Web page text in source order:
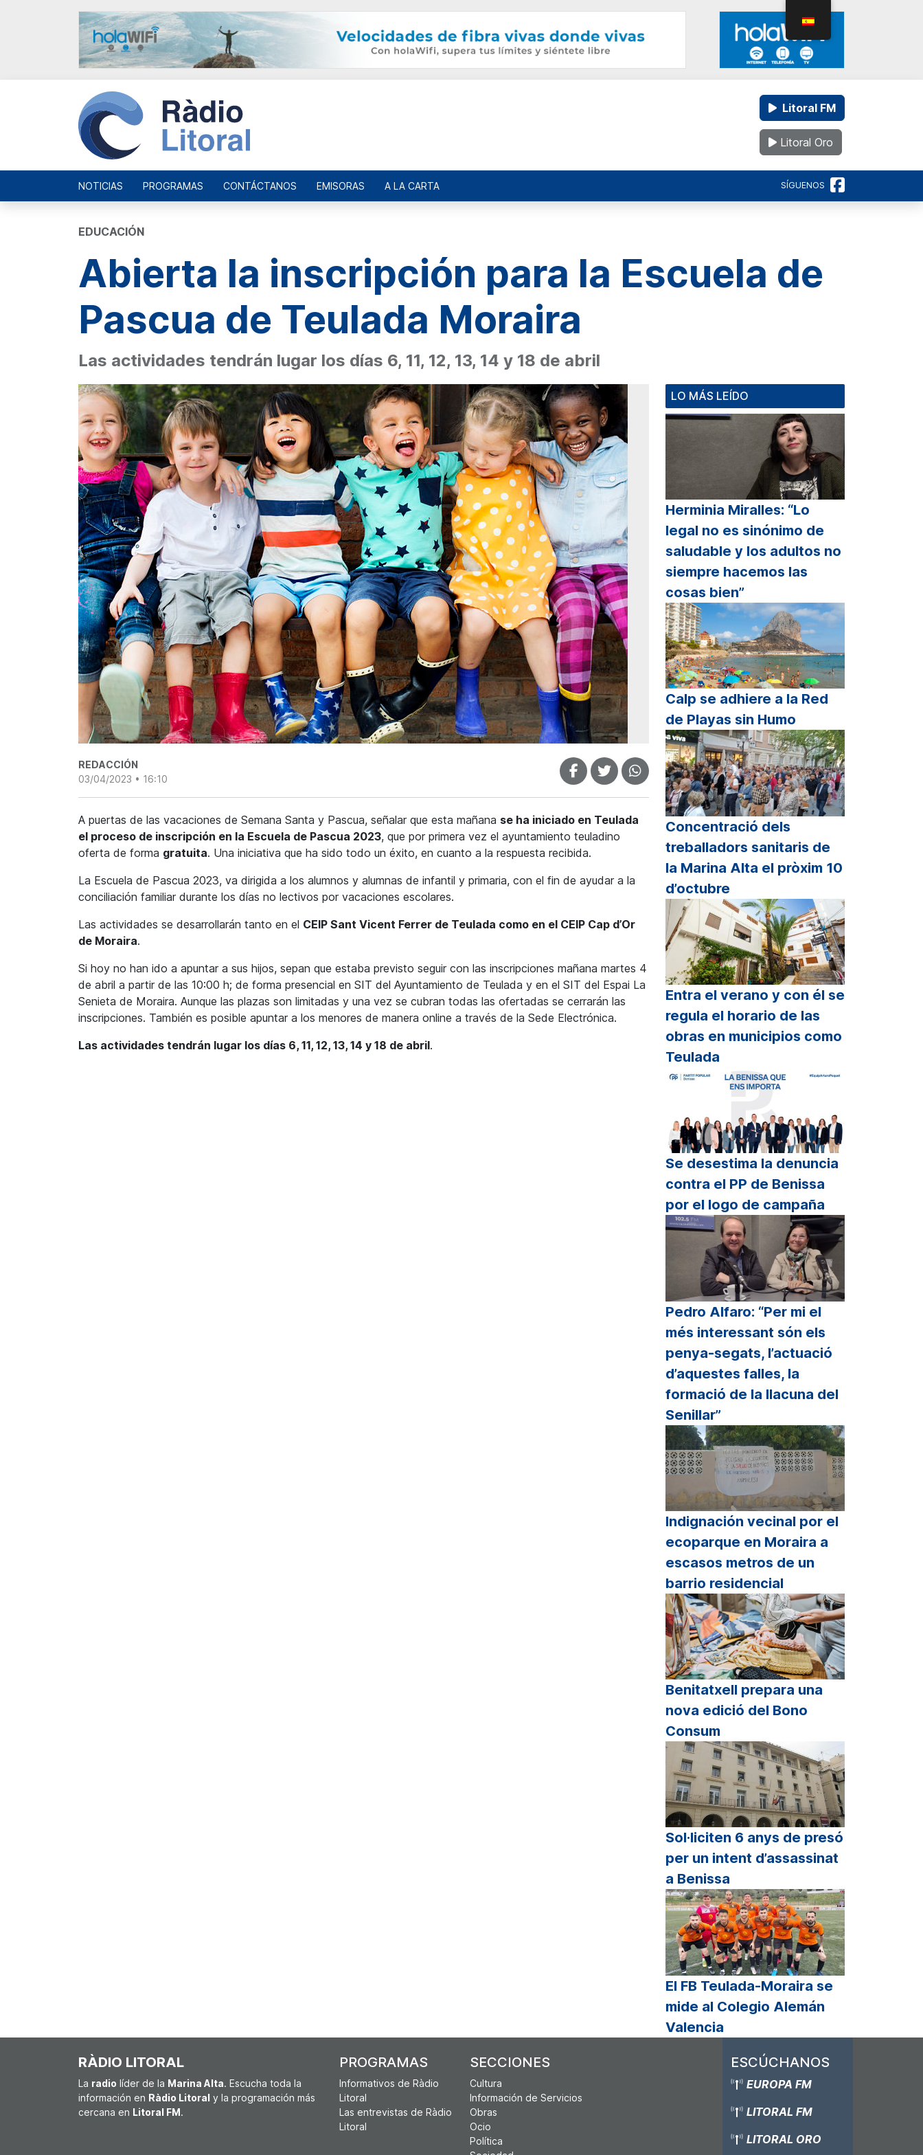
Litoral FM
Litoral Oro
NOTICIAS PROGRAMAS CONTÁCTANOS EMISORAS A LA CARTA SÍGUENOS
EDUCACIÓN
Abierta la inscripción para la Escuela de
Pascua de Teulada Moraira
Las actividades tendrán lugar los días 6, 11, 12, 13, 14 y 18 de abril
REDACCIÓN
03/04/2023 • 16:10
A puertas de las vacaciones de Semana Santa y Pascua, señalar que esta mañana se ha iniciado en Teulada
el proceso de inscripción en la Escuela de Pascua 2023, que por primera vez el ayuntamiento teuladino
oferta de forma gratuita. Una iniciativa que ha sido todo un éxito, en cuanto a la respuesta recibida.
La Escuela de Pascua 2023, va dirigida a los alumnos y alumnas de infantil y primaria, con el fin de ayudar a la
conciliación familiar durante los días no lectivos por vacaciones escolares.
Las actividades se desarrollarán tanto en el CEIP Sant Vicent Ferrer de Teulada como en el CEIP Cap d’Or
de Moraira.
Si hoy no han ido a apuntar a sus hijos, sepan que estaba previsto seguir con las inscripciones mañana martes 4
de abril a partir de las 10:00 h; de forma presencial en SIT del Ayuntamiento de Teulada y en el SIT del Espai La
Senieta de Moraira. Aunque las plazas son limitadas y una vez se cubran todas las ofertadas se cerrarán las
inscripciones. También es posible apuntar a los menores de manera online a través de la Sede Electrónica.
Las actividades tendrán lugar los días 6, 11, 12, 13, 14 y 18 de abril.
LO MÁS LEÍDO
Herminia Miralles: “Lo
legal no es sinónimo de
saludable y los adultos no
siempre hacemos las
cosas bien”
Calp se adhiere a la Red
de Playas sin Humo
Concentració dels
treballadors sanitaris de
la Marina Alta el pròxim 10
d’octubre
Entra el verano y con él se
regula el horario de las
obras en municipios como
Teulada
Se desestima la denuncia
contra el PP de Benissa
por el logo de campaña
Pedro Alfaro: “Per mi el
més interessant són els
penya-segats, l’actuació
d’aquestes falles, la
formació de la llacuna del
Senillar”
Indignación vecinal por el
ecoparque en Moraira a
escasos metros de un
barrio residencial
Benitatxell prepara una
nova edició del Bono
Consum
Sol·liciten 6 anys de presó
per un intent d’assassinat
a Benissa
El FB Teulada-Moraira se
mide al Colegio Alemán
Valencia
RÀDIO LITORAL
La radio líder de la Marina Alta. Escucha toda la
información en Ràdio Litoral y la programación más
cercana en Litoral FM.
PROGRAMAS
Informativos de Ràdio
Litoral
Las entrevistas de Ràdio
Litoral
SECCIONES
Cultura
Información de Servicios
Obras
Ocio
Política
ESCÚCHANOS
EUROPA FM
LITORAL FM
LITORAL ORO